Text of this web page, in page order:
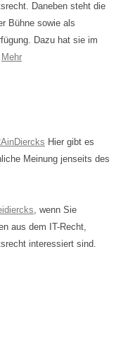
Daneben steht die
Bühne sowie als
Dazu hat sie im
Mehr
Hier gibt es
Meinung jenseits des
, wenn Sie
aus dem IT-Recht,
interessiert sind.